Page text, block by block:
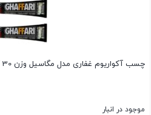
چسب آکواریوم غفاری مدل مگاسیل وزن 30 گرم بسته 3 عددی
موجود در انبار